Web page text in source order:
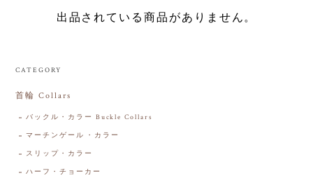
出品されている商品がありません。
CATEGORY
首輪 Collars
バックル・カラー Buckle Collars
マーチンゲール・カラー
スリップ・カラー
ハーフ・チョーカー